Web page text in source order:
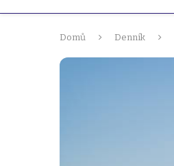
Domů Denník